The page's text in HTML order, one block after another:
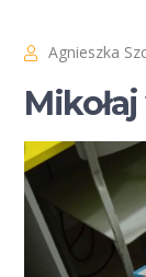
Agnieszka